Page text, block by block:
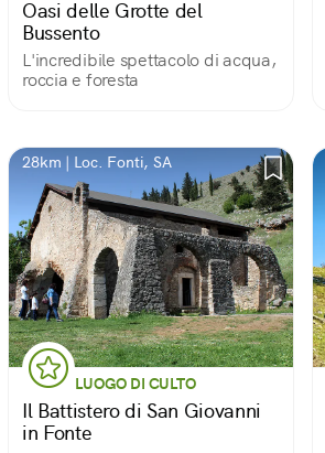
Oasi delle Grotte del
Bussento
L'incredibile spettacolo di acqua,
roccia e foresta
28km | Loc. Fonti, SA
LUOGO DI CULTO
Il Battistero di San Giovanni
in Fonte